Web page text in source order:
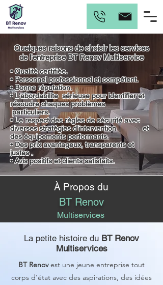
Quelques raisons de choisir les services
de l'entreprise BT Renov Multiservice
• Qualité certifiée.
• Personnel professionnel et compétent.
• Bonne réputation.
• L'abordabilite sérieuse pour identifier et
résoudre chaques problèmes
particuliers.
• Le respect des règles de sécurité avec
diverses stratégies d'intervention et
des équipements performants.
• Des prix avantageux, transparents et
justes .
• Avis positifs et clients satisfaits.
À Propos du
BT Renov
Multiservices
La petite histoire du BT Renov
Multiservices
BT Renovest une jeune entreprise tout
corps d'état avec des aspirations, des idées